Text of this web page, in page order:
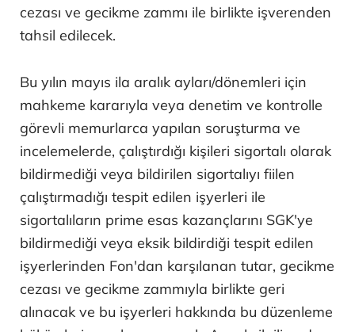
cezası ve gecikme zammı ile birlikte işverenden
tahsil edilecek.
Bu yılın mayıs ila aralık ayları/dönemleri için
mahkeme kararıyla veya denetim ve kontrolle
görevli memurlarca yapılan soruşturma ve
incelemelerde, çalıştırdığı kişileri sigortalı olarak
bildirmediği veya bildirilen sigortalıyı fiilen
çalıştırmadığı tespit edilen işyerleri ile
sigortalıların prime esas kazançlarını SGK'ye
bildirmediği veya eksik bildirdiği tespit edilen
işyerlerinden Fon'dan karşılanan tutar, gecikme
cezası ve gecikme zammıyla birlikte geri
alınacak ve bu işyerleri hakkında bu düzenleme